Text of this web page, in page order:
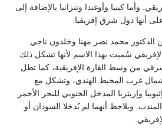
وأما كينيا وأوغندا وتنزانيا بالإضافة إلى
أنها دول شرق إفريقيا.
محمد نصر مهنا وخلدون ناجي
سُميت بهذا الاسم لأنها تشكل ذلك
من وسط القارة الإفريقية، كما تطل
غرب المحيط الهندي، وتشكل مع
وإريتريا المدخل الجنوبي للبحر الأحمر
ويلاحظ أنهما لم يُدخلا السودان أو